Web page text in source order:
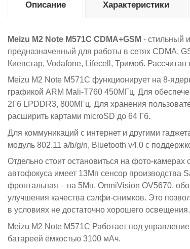
Описание
Meizu M2 Note M571C CDMA+GSM - стильный
предназначенный для работы в сетях CDMA,
Киевстар, Vodafone, Lifecell, Тримоб.
Meizu M2 Note M571C функционирует на 8-
графикой ARM Mali-T760 450МГц. Для
2Гб LPDDR3, 800МГц. Для хранения
расширить картами microSD до 64 Гб.
Для коммуникаций с интернет и другими
модуль 802.11 a/b/g/n, Bluetooth v4.0 с
Отдельно стоит остановиться на фото-
автофокуса имеет 13Мп сенсор производства
фронтальная – на 5Мп, OmniVision OV5670,
улучшения качества сэлфи-снимков. Это
в условиях не достаточно хорошего освещения.
Meizu M2 Note M571C Работает под
батареей ёмкостью 3100 мАч.
Характеристики